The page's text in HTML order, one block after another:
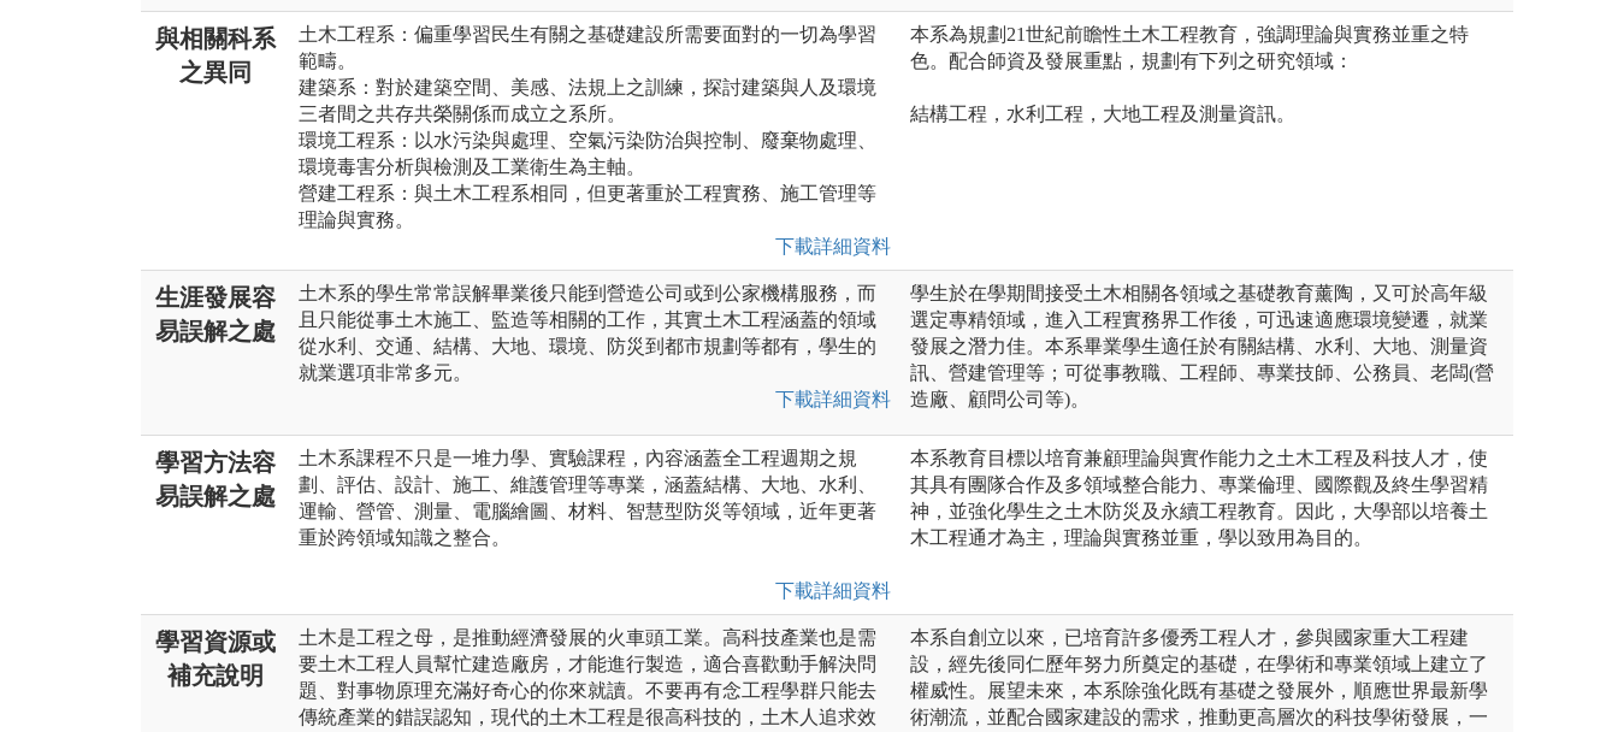
與相關科系
之異同
土木工程系：偏重學習民生有關之基礎建設所需要面對的一切為學習
範疇。
建築系：對於建築空間、美感、法規上之訓練，探討建築與人及環境
三者間之共存共榮關係而成立之系所。
環境工程系：以水污染與處理、空氣污染防治與控制、廢棄物處理、
環境毒害分析與檢測及工業衛生為主軸。
營建工程系：與土木工程系相同，但更著重於工程實務、施工管理等
理論與實務。
下載詳細資料
本系為規劃21世紀前瞻性土木工程教育，強調理論與實務並重之特
色。配合師資及發展重點，規劃有下列之研究領域：
結構工程，水利工程，大地工程及測量資訊。
生涯發展容
易誤解之處
土木系的學生常常誤解畢業後只能到營造公司或到公家機構服務，而
且只能從事土木施工、監造等相關的工作，其實土木工程涵蓋的領域
從水利、交通、結構、大地、環境、防災到都市規劃等都有，學生的
就業選項非常多元。
下載詳細資料
學生於在學期間接受土木相關各領域之基礎教育薰陶，又可於高年級
選定專精領域，進入工程實務界工作後，可迅速適應環境變遷，就業
發展之潛力佳。本系畢業學生適任於有關結構、水利、大地、測量資
訊、營建管理等；可從事教職、工程師、專業技師、公務員、老闆(營
造廠、顧問公司等)。
學習方法容
易誤解之處
土木系課程不只是一堆力學、實驗課程，內容涵蓋全工程週期之規
劃、評估、設計、施工、維護管理等專業，涵蓋結構、大地、水利、
運輸、營管、測量、電腦繪圖、材料、智慧型防災等領域，近年更著
重於跨領域知識之整合。
下載詳細資料
本系教育目標以培育兼顧理論與實作能力之土木工程及科技人才，使
其具有團隊合作及多領域整合能力、專業倫理、國際觀及終生學習精
神，並強化學生之土木防災及永續工程教育。因此，大學部以培養土
木工程通才為主，理論與實務並重，學以致用為目的。
學習資源或
補充說明
土木是工程之母，是推動經濟發展的火車頭工業。高科技產業也是需
要土木工程人員幫忙建造廠房，才能進行製造，適合喜歡動手解決問
題、對事物原理充滿好奇心的你來就讀。不要再有念工程學群只能去
傳統產業的錯誤認知，現代的土木工程是很高科技的，土木人追求效
本系自創立以來，已培育許多優秀工程人才，參與國家重大工程建
設，經先後同仁歷年努力所奠定的基礎，在學術和專業領域上建立了
權威性。展望未來，本系除強化既有基礎之發展外，順應世界最新學
術潮流，並配合國家建設的需求，推動更高層次的科技學術發展，一